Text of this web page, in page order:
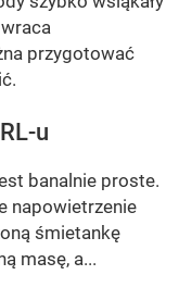
przygotować
u
banalnie proste.
napowietrzenie
śmietankę
masę, a...